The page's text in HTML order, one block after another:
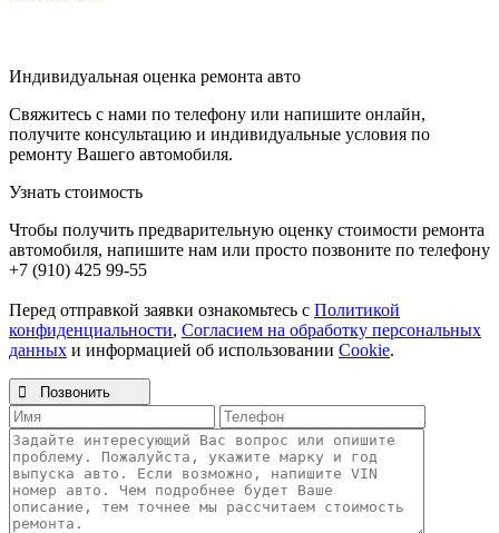
Индивидуальная оценка ремонта авто
Свяжитесь с нами по телефону или напишите онлайн,
получите консультацию и индивидуальные условия по
ремонту Вашего автомобиля.
Узнать стоимость
Чтобы получить предварительную оценку стоимости ремонта
автомобиля, напишите нам или просто позвоните по телефону
+7 (910) 425 99-55
Перед отправкой заявки ознакомьтесь с Политикой
конфиденциальности, Согласием на обработку персональных
данных и информацией об использовании Cookie.
 Позвонить